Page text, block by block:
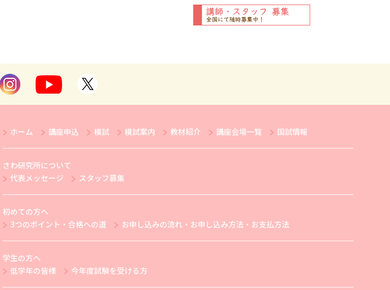
ホーム 講座申込 模試 模試案内 教材紹介 講座会場一覧 国試情報
さわ研究所について
代表メッセージ
スタッフ募集
初めての方へ
3つのポイント・合格への道
お申し込みの流れ・お申し込み方法・お支払方法
学生の方へ
低学年の皆様
今年度試験を受ける方